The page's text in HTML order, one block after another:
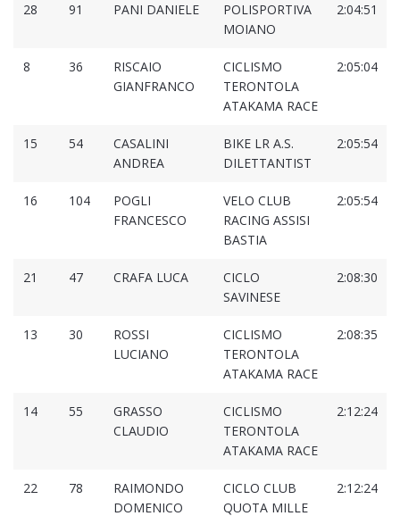
28 91 PANI DANIELE
POLISPORTIVA
MOIANO
2:04:51
8 36
RISCAIO
GIANFRANCO
CICLISMO
TERONTOLA
ATAKAMA RACE
2:05:04
15 54
CASALINI
ANDREA
BIKE LR A.S.
DILETTANTIST
2:05:54
16 104
POGLI
FRANCESCO
VELO CLUB
RACING ASSISI
BASTIA
2:05:54
21 47 CRAFA LUCA
CICLO
SAVINESE
2:08:30
13 30
ROSSI
LUCIANO
CICLISMO
TERONTOLA
ATAKAMA RACE
2:08:35
14 55
GRASSO
CLAUDIO
CICLISMO
TERONTOLA
ATAKAMA RACE
2:12:24
22 78
RAIMONDO
DOMENICO
CICLO CLUB
QUOTA MILLE
2:12:24